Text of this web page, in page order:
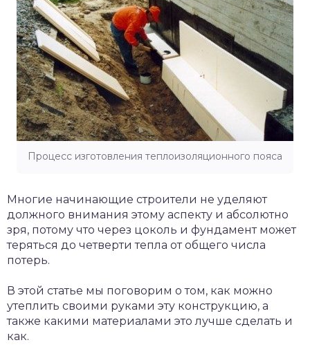
Процесс изготовления теплоизоляционного пояса
Многие начинающие строители не уделяют
должного внимания этому аспекту и абсолютно
зря, потому что через цоколь и фундамент может
теряться до четверти тепла от общего числа
потерь.
В этой статье мы поговорим о том, как можно
утеплить своими руками эту конструкцию, а
также какими материалами это лучше сделать и
как.